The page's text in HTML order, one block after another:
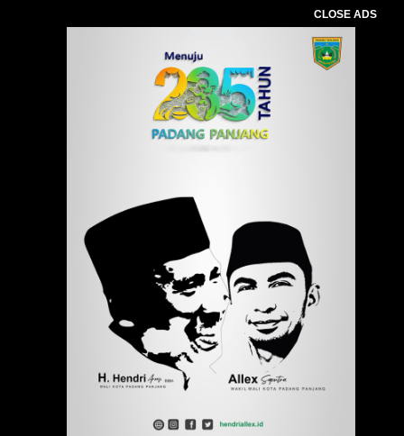
CLOSE ADS